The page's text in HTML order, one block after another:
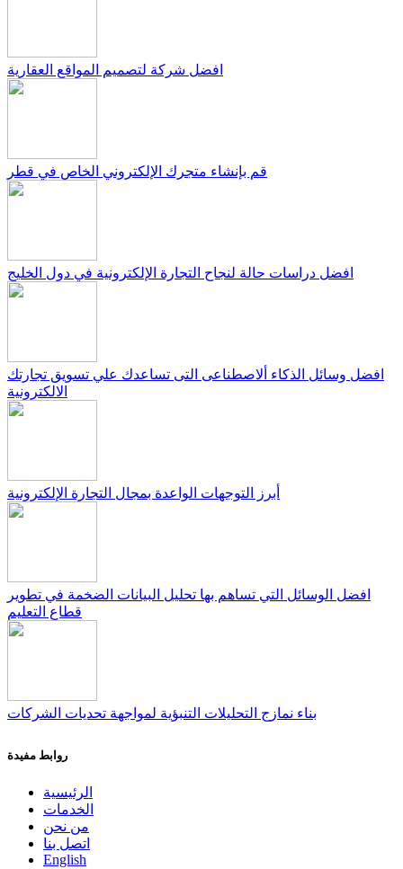
افضل شركة لتصميم المواقع العقارية
قم بإنشاء متجرك الإلكتروني الخاص في قطر
افضل دراسات حالة لنجاح التجارة الإلكترونية في دول الخليج
افضل وسائل الذكاء ألاصطناعى التى تساعدك علي تسويق تجارتك
الالكترونية
أبرز التوجهات الواعدة بمجال التجارة الإلكترونية
افضل الوسائل التي تساهم بها تحليل البيانات الضخمة في تطوير
قطاع التعليم
بناء نمازج التحليلات التنبؤية لمواجهة تحديات الشركات
روابط مفيدة
الرئيسية
الخدمات
من نحن
اتصل بنا
English